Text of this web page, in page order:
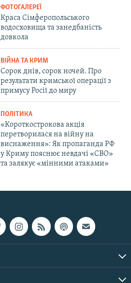
ФОТОГАЛЕРЕЇ
Краса Сімферопольського
водосховища та занедбаність
довкола
ВІЙНА ТА КРИМ
Сорок днів, сорок ночей. Про
результати кримської операції з
примусу Росії до миру
ПОЛІТИКА
«Короткострокова акція
перетворилася на війну на
виснаження»: Як пропаганда РФ
у Криму пояснює невдачі «СВО»
та залякує «мінними атаками»